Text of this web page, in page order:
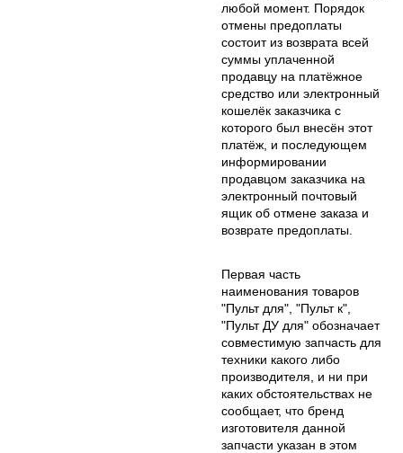
любой момент. Порядок
отмены предоплаты
состоит из возврата всей
суммы уплаченной
продавцу на платёжное
средство или электронный
кошелёк заказчика с
которого был внесён этот
платёж, и последующем
информировании
продавцом заказчика на
электронный почтовый
ящик об отмене заказа и
возврате предоплаты.
Первая часть
наименования товаров
"Пульт для", "Пульт к",
"Пульт ДУ для" обозначает
совместимую запчасть для
техники какого либо
производителя, и ни при
каких обстоятельствах не
сообщает, что бренд
изготовителя данной
запчасти указан в этом